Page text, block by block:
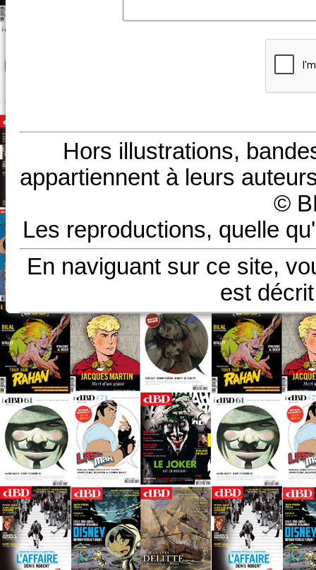
Hors illustrations,
appartiennent à leurs
©
Les reproductions, quelle
En naviguant sur ce site,
est